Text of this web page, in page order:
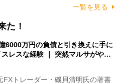
一覧を見る
た！
6000万円の負債と引き換えに手に
スレスな経験 ｜ 突然マルサがや…
トレーダー・磯貝清明氏の著書